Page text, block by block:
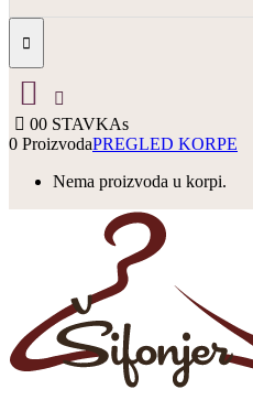
00 STAVKAs
0 ProizvodaPREGLED KORPE
Nema proizvoda u korpi.